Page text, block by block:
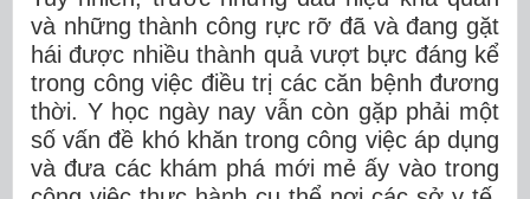
và những thành công rực rỡ đã và đang gặt
hái được nhiều thành quả vượt bực đáng kể
trong công việc điều trị các căn bệnh đương
thời. Y học ngày nay vẫn còn gặp phải một
số vấn đề khó khăn trong công việc áp dụng
và đưa các khám phá mới mẻ ấy vào trong